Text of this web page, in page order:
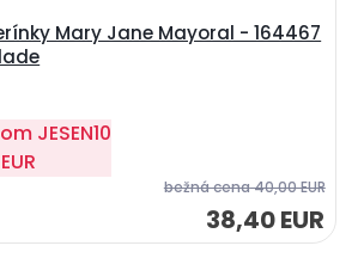
Mary Jane Mayoral - 164467
bežná cena40,00 EUR
38,40 EUR
JESEN10